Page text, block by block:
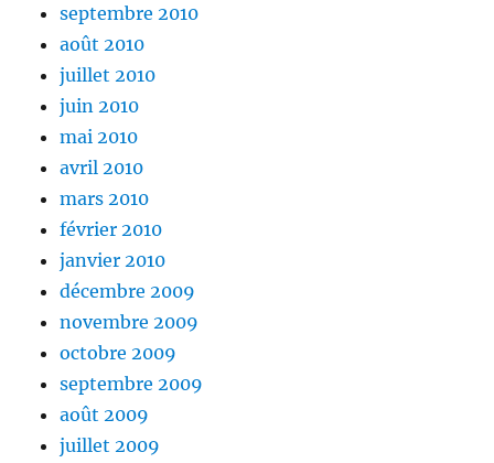
septembre 2010
août 2010
juillet 2010
juin 2010
mai 2010
avril 2010
mars 2010
février 2010
janvier 2010
décembre 2009
novembre 2009
octobre 2009
septembre 2009
août 2009
juillet 2009